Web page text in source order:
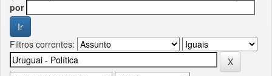
por
Filtros correntes: